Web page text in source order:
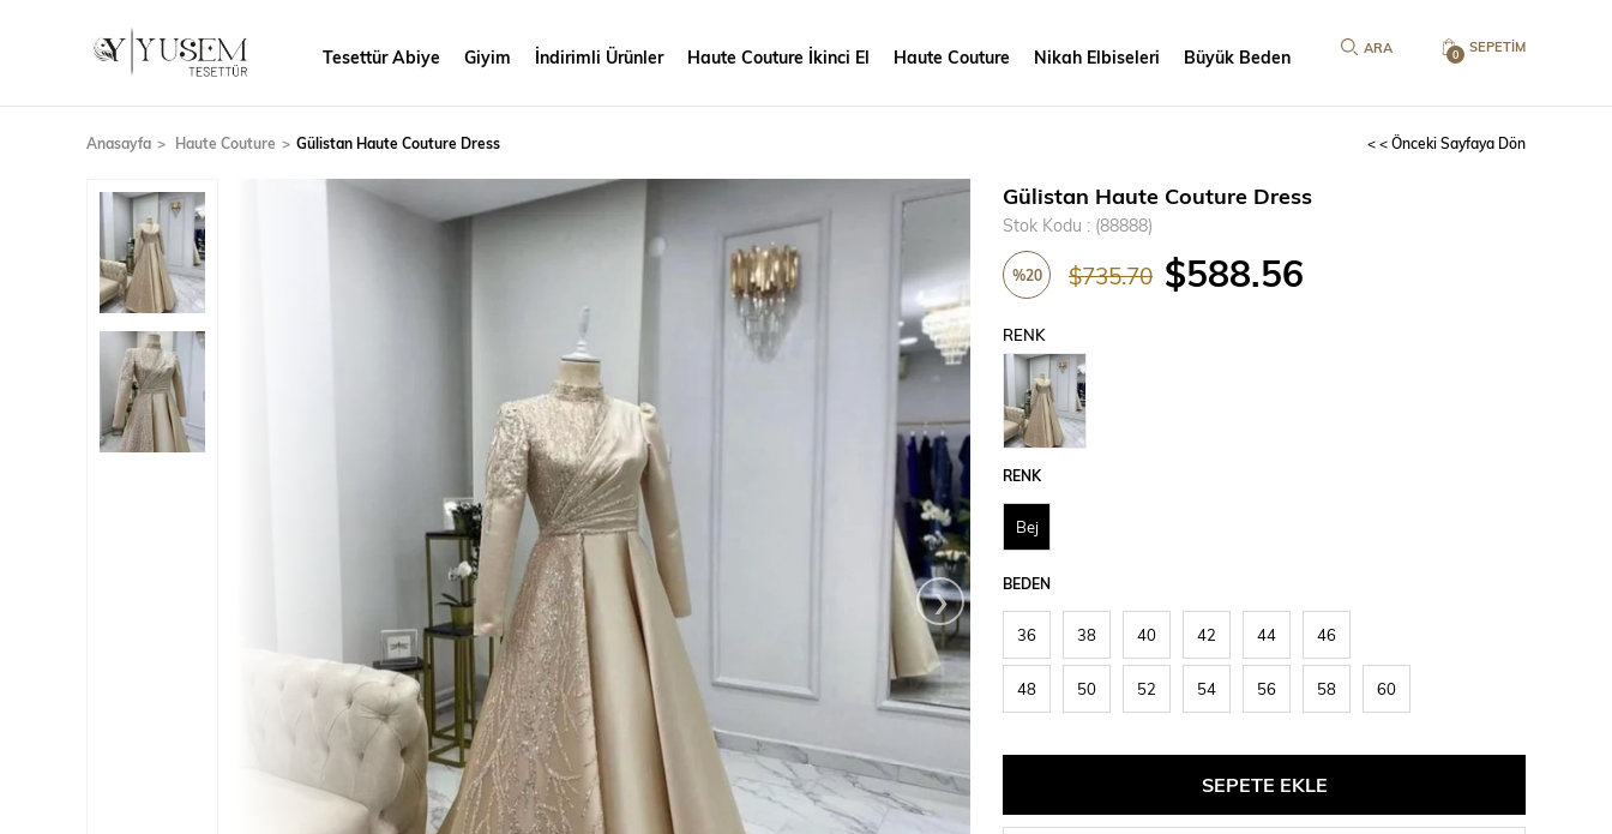
SEPETIM
0
Tesettür Abiye Giyim İndirimli Ürünler Haute Couture İkinci El Haute Couture Nikah Elbiseleri Büyük Beden
Anasayfa Haute Couture Gülistan Haute Couture Dress < < Önceki Sayfaya Dön
›
Gülistan Haute Couture Dress
Stok Kodu (88888)
%20 $735.70 $588.56
RENK
RENK
Bej
BEDEN
36 38 40 42 44 46
48 50 52 54 56 58 60